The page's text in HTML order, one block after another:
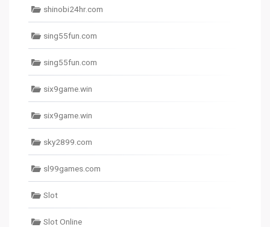
shinobi24hr.com
sing55fun.com
sing55fun.com
six9game.win
six9game.win
sky2899.com
sl99games.com
Slot
Slot Online